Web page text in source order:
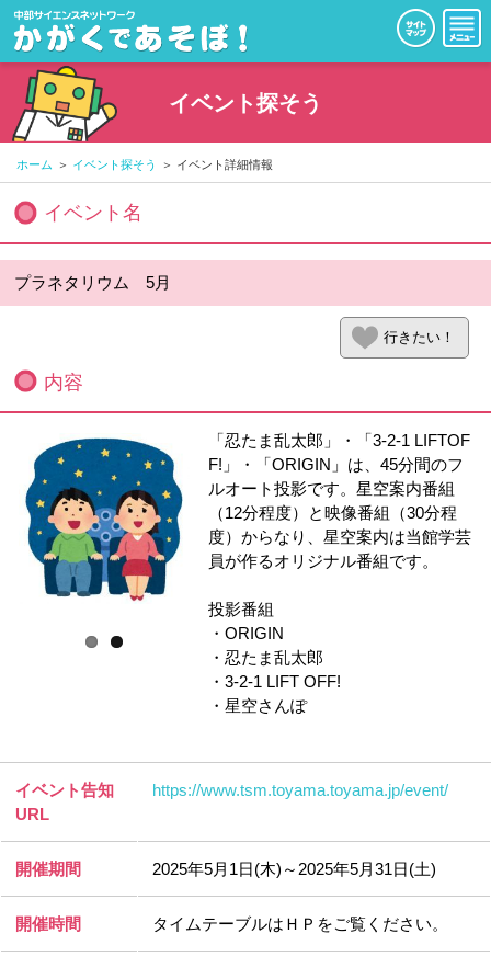
イベント探そう
ホーム イベント探そう イベント詳細情報
イベント名
プラネタリウム 5月
行きたい！
内容
「忍たま乱太郎」・「3-2-1 LIFTOF
F!」・「ORIGIN」は、45分間のフ
ルオート投影です。星空案内番組
（12分程度）と映像番組（30分程
度）からなり、星空案内は当館学芸
員が作るオリジナル番組です。
投影番組
・ORIGIN
・忍たま乱太郎
・3-2-1 LIFT OFF!
・星空さんぽ
イベント告知
URL
https://www.tsm.toyama.toyama.jp/event/
開催期間 2025年5月1日(木)～2025年5月31日(土)
開催時間 タイムテーブルはＨＰをご覧ください。